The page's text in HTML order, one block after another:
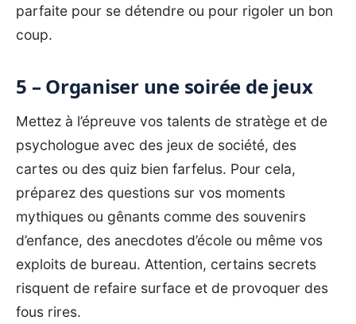
parfaite pour se détendre ou pour rigoler un bon
coup.
5 – Organiser une soirée de jeux
Mettez à l’épreuve vos talents de stratège et de
psychologue avec des jeux de société, des
cartes ou des quiz bien farfelus. Pour cela,
préparez des questions sur vos moments
mythiques ou gênants comme des souvenirs
d’enfance, des anecdotes d’école ou même vos
exploits de bureau. Attention, certains secrets
risquent de refaire surface et de provoquer des
fous rires.